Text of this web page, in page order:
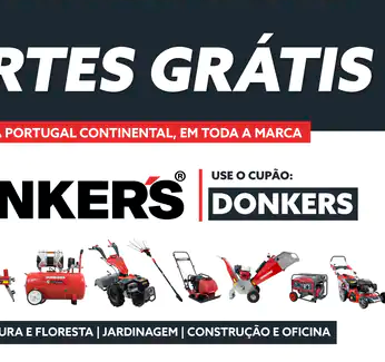
Promoção de 31/07/2026 a 07/08/2026
Adicionar ao
Carrinho
a Encomenda
Potência
Diâmetro da